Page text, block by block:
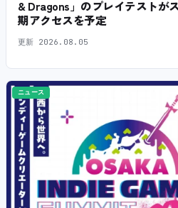
& Dragons」のプレイテストが
期アクセスを予定
更新 2026.08.05
ニュース